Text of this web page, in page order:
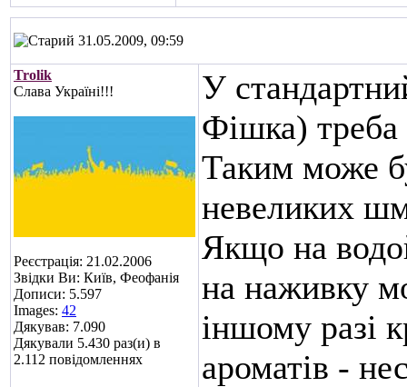
31.05.2009, 09:59
Trolik
Слава Україні!!!
Реєстрація: 21.02.2006
Звідки Ви: Київ, Феофанія
Дописи: 5.597
Images: 42
Дякував: 7.090
Дякували 5.430 раз(и) в
2.112 повідомленнях
У
Фішка) треба
Таким може
невеликих
Якщо на
на наживку
іншому разі
ароматів -